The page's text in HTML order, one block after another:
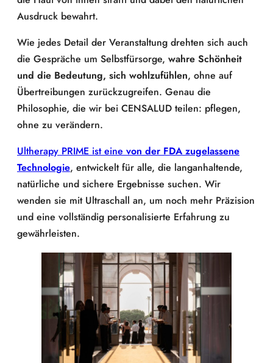
Ausdruck bewahrt.
Wie jedes Detail der Veranstaltung drehten sich auch
die Gespräche um Selbstfürsorge, wahre Schönheit
und die Bedeutung, sich wohlzufühlen, ohne auf
Übertreibungen zurückzugreifen. Genau die
Philosophie, die wir bei CENSALUD teilen: pflegen,
ohne zu verändern.
Ultherapy PRIME ist eine von der FDA zugelassene
Technologie, entwickelt für alle, die langanhaltende,
natürliche und sichere Ergebnisse suchen. Wir
wenden sie mit Ultraschall an, um noch mehr Präzision
und eine vollständig personalisierte Erfahrung zu
gewährleisten.